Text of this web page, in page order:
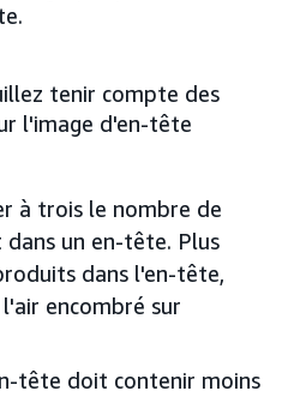
tenir compte des
l'image d'en-tête
à trois le nombre de
un en-tête. Plus
dans l'en-tête,
encombré sur
tête doit contenir moins